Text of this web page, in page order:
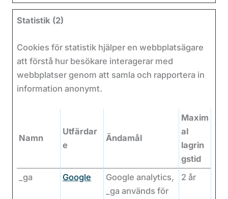
Statistik (2)
Cookies för statistik hjälper en webbplatsägare
att förstå hur besökare interagerar med
webbplatser genom att samla och rapportera in
information anonymt.
Namn
Utfärdar
e
Ändamål
Maxim
al
lagrin
gstid
_ga
Google
Google analytics,
_ga används för
2 år